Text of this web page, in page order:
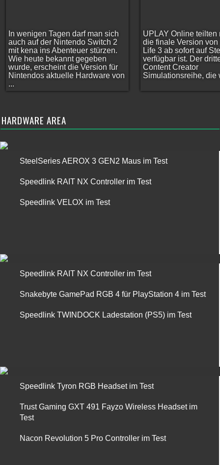
In wenigen Tagen darf man sich
auch auf der Nintendo Switch 2
mit kena ins Abenteuer stürzen.
Wie heute bekannt gegeben
wurde, erscheint die Version für
Nintendos aktuelle Hardware von
...
UPLAY Online teilten
die finale Version von
Life 3 ab sofort auf
verfügbar ist. Der
Content Creator
Simulationsreihe, die
HARDWARE AREA
SteelSeries AEROX 3 GEN2 Maus im Test
Speedlink RAIT NX Controller im Test
Speedlink VELOX im Test
Speedlink RAIT NX Controller im Test
Snakebyte GamePad RGB 4 für PlayStation 4 im Test
Speedlink TWINDOCK Ladestation (PS5) im Test
Speedlink Tyron RGB Headset im Test
Trust Gaming GXT 491 Fayzo Wireless Headset im
Test
Nacon Revolution 5 Pro Controller im Test